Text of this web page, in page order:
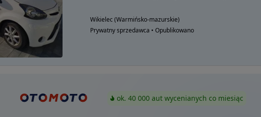
Wikielec (Warmińsko-mazurskie)
Prywatny sprzedawca • Opublikowano
ok. 40 000 aut wycenianych co miesiąc